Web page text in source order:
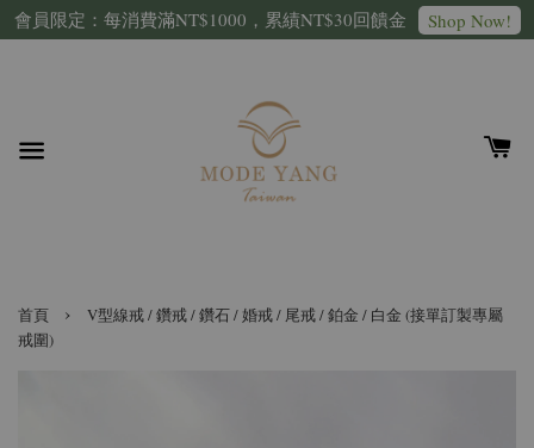
會員限定：每消費滿NT$1000，累績NT$30回饋金 Shop Now!
首頁 ›
V型線戒 / 鑽戒 / 鑽石 / 婚戒 / 尾戒 / 鉑金 / 白金 (接單訂製專屬
戒圍)